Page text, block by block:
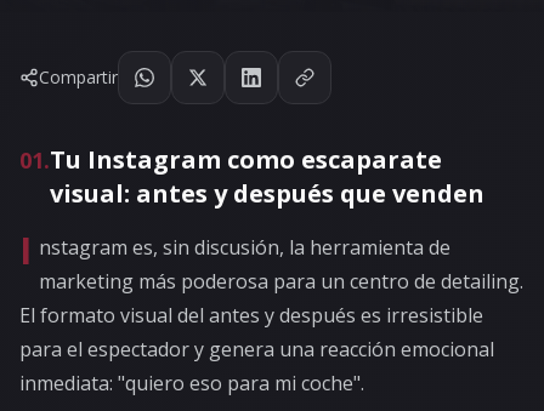
Compartir
01.Tu Instagram como escaparate
visual: antes y después que venden
I nstagram es, sin discusión, la herramienta de
marketing más poderosa para un centro de detailing.
El formato visual del antes y después es irresistible
para el espectador y genera una reacción emocional
inmediata: "quiero eso para mi coche".